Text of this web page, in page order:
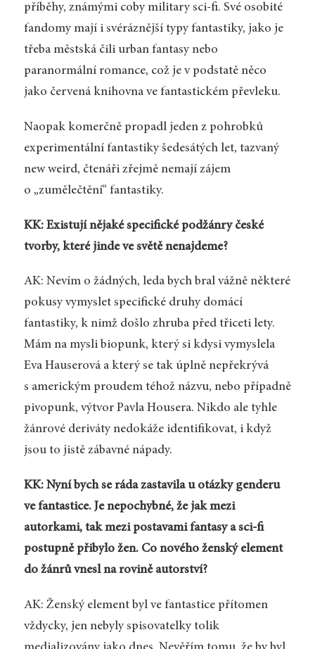
příběhy, známými coby military sci-fi. Své osobité
fandomy mají i svéráznější typy fantastiky, jako je
třeba městská čili urban fantasy nebo
paranormální romance, což je v podstatě něco
jako červená knihovna ve fantastickém převleku.
Naopak komerčně propadl jeden z pohrobků
experimentální fantastiky šedesátých let, tazvaný
new weird, čtenáři zřejmě nemají zájem
o „zumělečtění“ fantastiky.
KK: Existují nějaké specifické podžánry české
tvorby, které jinde ve světě nenajdeme?
AK: Nevím o žádných, leda bych bral vážně některé
pokusy vymyslet specifické druhy domácí
fantastiky, k nimž došlo zhruba před třiceti lety.
Mám na mysli biopunk, který si kdysi vymyslela
Eva Hauserová a který se tak úplně nepřekrývá
s americkým proudem téhož názvu, nebo případně
pivopunk, výtvor Pavla Housera. Nikdo ale tyhle
žánrové deriváty nedokáže identifikovat, i když
jsou to jistě zábavné nápady.
KK: Nyní bych se ráda zastavila u otázky genderu
ve fantastice. Je nepochybné, že jak mezi
autorkami, tak mezi postavami fantasy a sci-fi
postupně přibylo žen. Co nového ženský element
do žánrů vnesl na rovině autorství?
AK: Ženský element byl ve fantastice přítomen
vždycky, jen nebyly spisovatelky tolik